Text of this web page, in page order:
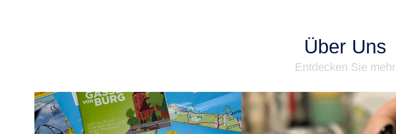
Über Uns
Entdecken Sie mehr